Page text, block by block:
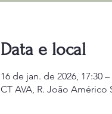
Data e local
16 de jan. de 2026, 17:30
CT AVA, R. João Américo